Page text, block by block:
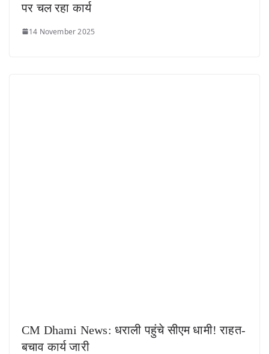
पर चल रहा कार्य
14 November 2025
CM Dhami News: धराली पहुंचे सीएम धामी! राहत-
बचाव कार्य जारी